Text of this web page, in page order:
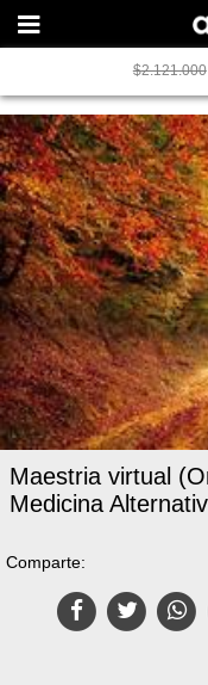
$2.121.000
Maestria virtual
Medicina
Comparte: